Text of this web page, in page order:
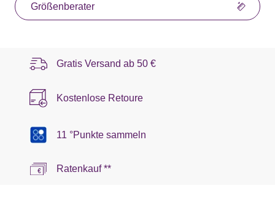
Größenberater
Gratis Versand ab 50 €
Kostenlose Retoure
11 °Punkte sammeln
Ratenkauf **